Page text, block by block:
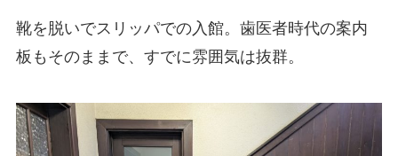
靴を脱いでスリッパでの入館。歯医者時代の案内
板もそのままで、すでに雰囲気は抜群。